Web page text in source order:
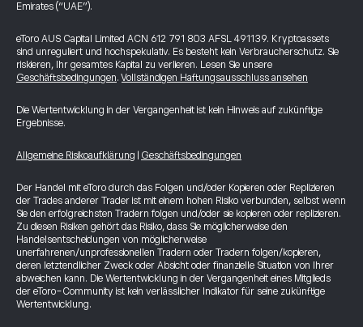
Emirates (“UAE”).
eToro AUS Capital Limited ACN 612 791 803 AFSL 491139. Kryptoassets
sind unreguliert und hochspekulativ. Es besteht kein Verbraucherschutz. Sie
riskieren, Ihr gesamtes Kapital zu verlieren. Lesen Sie unsere
Geschäftsbedingungen.Vollständigen Haftungsausschluss ansehen
Die Wertentwicklung in der Vergangenheit ist kein Hinweis auf zukünftige
Ergebnisse.
Allgemeine Risikoaufklärung Geschäftsbedingungen
Der Handel mit eToro durch das Folgen und/oder Kopieren oder Replizieren
der Trades anderer Trader ist mit einem hohen Risiko verbunden, selbst wenn
Sie den erfolgreichsten Tradern folgen und/oder sie kopieren oder replizieren.
Zu diesen Risiken gehört das Risiko, dass Sie möglicherweise den
Handelsentscheidungen von möglicherweise
unerfahrenen/unprofessionellen Tradern oder Tradern folgen/kopieren,
deren letztendlicher Zweck oder Absicht oder finanzielle Situation von Ihrer
abweichen kann. Die Wertentwicklung in der Vergangenheit eines Mitglieds
der eToro-Community ist kein verlässlicher Indikator für seine zukünftige
Wertentwicklung.